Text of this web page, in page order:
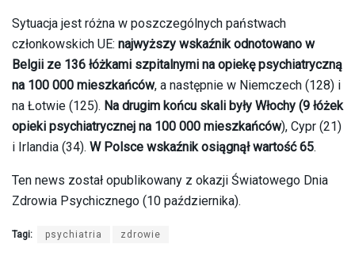
Sytuacja jest różna w poszczególnych państwach
członkowskich UE: najwyższy wskaźnik odnotowano w
Belgii ze 136 łóżkami szpitalnymi na opiekę psychiatryczną
na 100 000 mieszkańców, a następnie w Niemczech (128) i
na Łotwie (125). Na drugim końcu skali były Włochy (9 łóżek
opieki psychiatrycznej na 100 000 mieszkańców), Cypr (21)
i Irlandia (34). W Polsce wskaźnik osiągnął wartość 65.
Ten news został opublikowany z okazji Światowego Dnia
Zdrowia Psychicznego (10 października).
Tagi: psychiatria zdrowie